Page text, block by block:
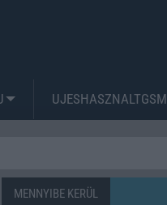
UJESHASZNALTGSM
MENNYIBE KERÜL